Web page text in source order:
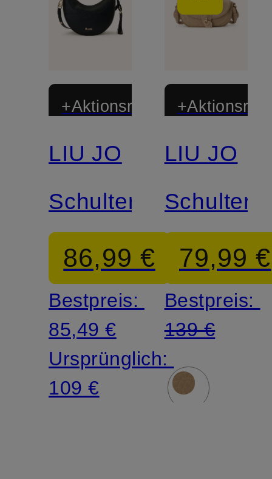
+Aktionsrabatt
LIU JO
Schultertasche
86,99 €
Bestpreis:
85,49 €
Ursprünglich:
109 €
LIU JO
79,99 €
Bestpreis:
139 €